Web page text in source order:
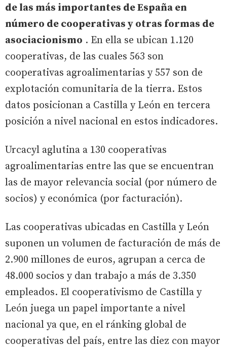
de las más importantes de España en
número de cooperativas y otras formas de
asociacionismo . En ella se ubican 1.120
cooperativas, de las cuales 563 son
cooperativas agroalimentarias y 557 son de
explotación comunitaria de la tierra. Estos
datos posicionan a Castilla y León en tercera
posición a nivel nacional en estos indicadores.
Urcacyl aglutina a 130 cooperativas
agroalimentarias entre las que se encuentran
las de mayor relevancia social (por número de
socios) y económica (por facturación).
Las cooperativas ubicadas en Castilla y León
suponen un volumen de facturación de más de
2.900 millones de euros, agrupan a cerca de
48.000 socios y dan trabajo a más de 3.350
empleados. El cooperativismo de Castilla y
León juega un papel importante a nivel
nacional ya que, en el ránking global de
cooperativas del país, entre las diez con mayor